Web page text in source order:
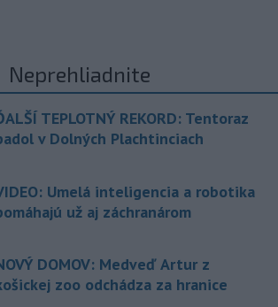
Neprehliadnite
TEPLOTNÝ REKORD: Tentoraz
v Dolných Plachtinciach
Umelá inteligencia a robotika
už aj záchranárom
DOMOV: Medveď Artur z
zoo odchádza za hranice